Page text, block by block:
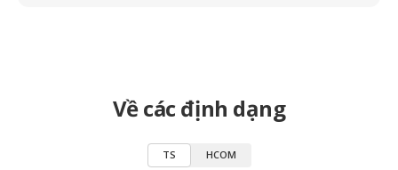
Về các định dạng
TS HCOM